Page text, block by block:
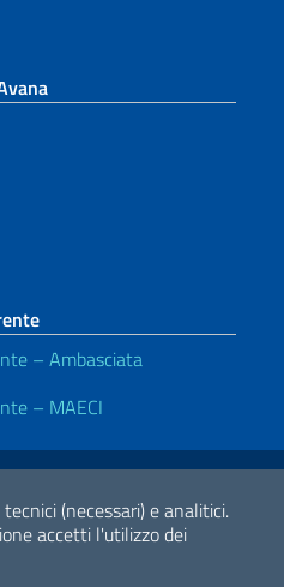
(necessari) e analitici.
accetti l'utilizzo dei
– Ambasciata
– MAECI